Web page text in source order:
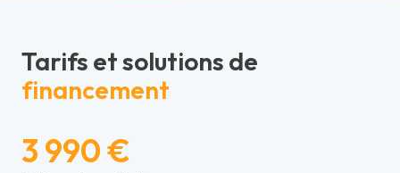
Tarifs et solutions de
financement
3 990 €